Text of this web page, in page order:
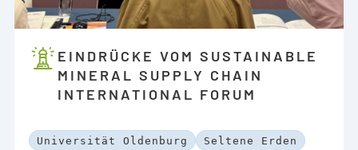
EINDRÜCKE VOM SUSTAINABLE
MINERAL SUPPLY CHAIN
INTERNATIONAL FORUM
Universität Oldenburg Seltene Erden